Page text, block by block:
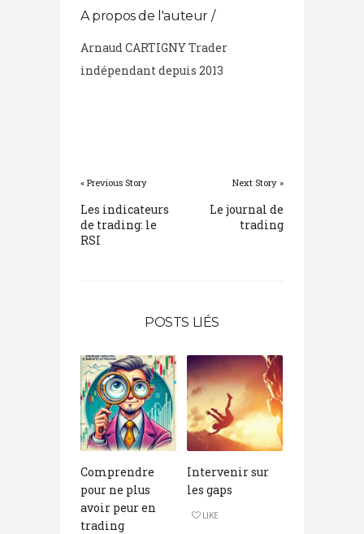
A propos de l'auteur /
Arnaud CARTIGNY Trader
indépendant depuis 2013
« Previous Story
Les indicateurs
de trading: le
RSI
Next Story »
Le journal de
trading
POSTS LIÉS
Comprendre
pour ne plus
avoir peur en
trading
Intervenir sur
les gaps
LIKE